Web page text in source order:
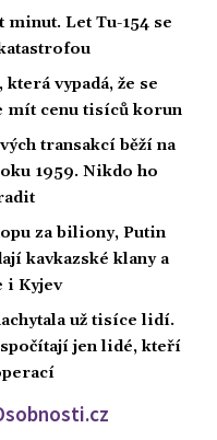
minut. Let Tu-154 se
vypadá, že se
mít cenu tisíců korun
transakcí běží na
1959. Nikdo ho
za biliony, Putin
kavkazské klany a
i Kyjev
už tisíce lidí.
spočítají jen lidé, kteří